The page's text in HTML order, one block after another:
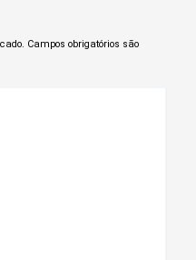
Campos obrigatórios são